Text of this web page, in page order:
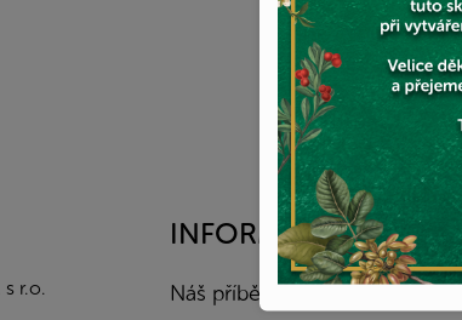
r.o.
INFORMACE PRO VÁS
Náš příběh